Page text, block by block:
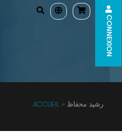
CONNEXION
ACCUEIL» رشيد محفاظ